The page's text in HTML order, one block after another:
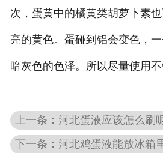
次，蛋黄中的橘黄类胡萝卜素
亮的黄色。蛋碰到铝会变色，
暗灰色的色泽。所以尽量使用不
上一条：河北蛋液应该怎么刷
下一条：河北鸡蛋液能放冰箱